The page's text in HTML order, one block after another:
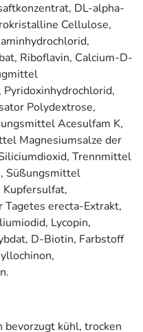
Vitamin C, Vitamin D, Selen,
Funktion des
B2), Biotin und Niacin
bei. Vitamin A, Thiamin
B6, Vitamin B12,
Mangan, Eisen und Kupfer
bei. Vitamin C, Vitamin E,
und Mangan tragen dazu bei,die
.
zu oder nach
Tabletten einnehmen.
DL-alpha-
Cellulose,
Riboflavin, Calcium-D-
Polydextrose,
Acesulfam K,
Magnesiumsalze der
Trennmittel
Süßungsmittel
erecta-Extrakt,
Lycopin,
D-Biotin, Farbstoff
bevorzugt kühl, trocken